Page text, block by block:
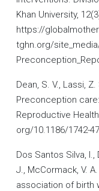
Khan University,
https://
tghn.org/
Dean, S. V., Lassi,
Preconception
Reproductive
org/10.1186/1742-
Dos Santos Silva, I.,
J., McCormack, V.
association of birth